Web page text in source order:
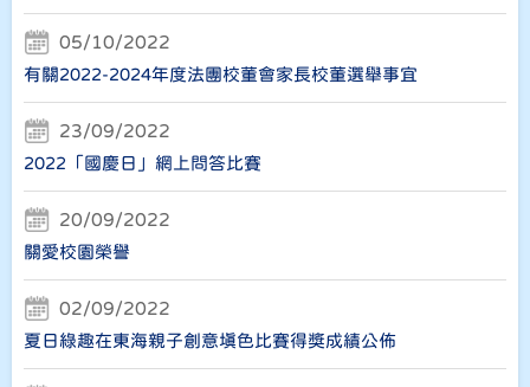
05/10/2022
有關2022-2024年度法團校董會家長校董選舉事宜
23/09/2022
2022「國慶日」網上問答比賽
20/09/2022
關愛校園榮譽
02/09/2022
夏日綠趣在東海親子創意填色比賽得獎成績公佈